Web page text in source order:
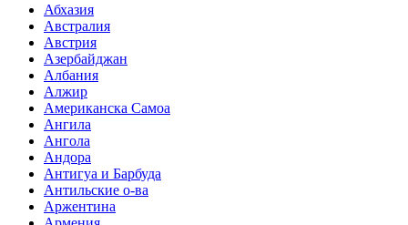
Абхазия
Австралия
Австрия
Азербайджан
Албания
Алжир
Американска Самоа
Ангила
Ангола
Андора
Антигуа и Барбуда
Антильские о-ва
Аржентина